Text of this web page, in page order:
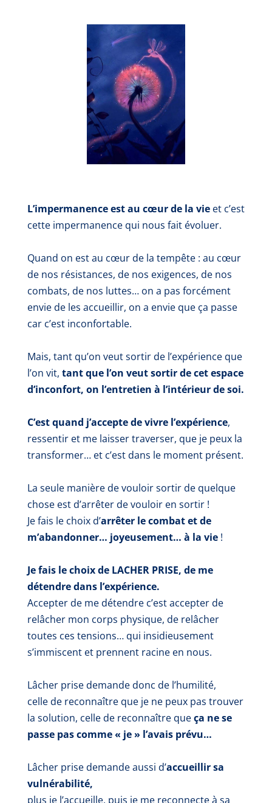
L’impermanence est au cœur de la vieet c’est
cette impermanence qui nous fait évoluer.
Quand on est au cœur de la tempête : au cœur
de nos résistances, de nos exigences, de nos
combats, de nos luttes… on a pas forcément
envie de les accueillir, on a envie que ça passe
car c’est inconfortable.
Mais, tant qu’on veut sortir de l’expérience que
l’on vit, tant que l’on veut sortir de cet espace
d’inconfort, on l’entretien à l’intérieur de soi.
C’est quand j’accepte de vivre l’expérience,
ressentir et me laisser traverser, que je peux la
transformer… et c’est dans le moment présent.
La seule manière de vouloir sortir de quelque
chose est d’arrêter de vouloir en sortir !
Je fais le choix d’arrêter le combat et de
m’abandonner… joyeusement… à la vie!
Je fais le choix de LACHER PRISE, de me
détendre dans l’expérience.
Accepter de me détendre c’est accepter de
relâcher mon corps physique, de relâcher
toutes ces tensions… qui insidieusement
s’immiscent et prennent racine en nous.
Lâcher prise demande donc de l’humilité,
celle de reconnaître que je ne peux pas trouver
la solution, celle de reconnaître queça ne se
passe pas comme « je » l’avais prévu…
Lâcher prise demande aussi d’accueillir sa
vulnérabilité,
plus je l’accueille, puis je me reconnecte à sa